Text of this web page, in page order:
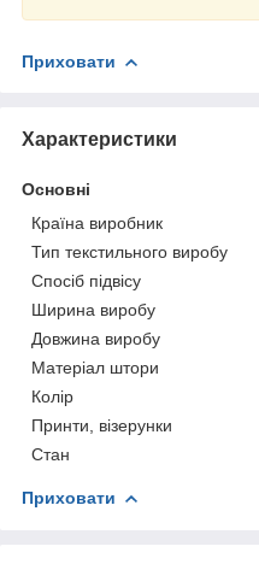
Приховати
Характеристики
Основні
Країна виробник
Тип текстильного виробу
Спосіб підвісу
Ширина виробу
Довжина виробу
Матеріал штори
Колір
Принти, візерунки
Стан
Приховати